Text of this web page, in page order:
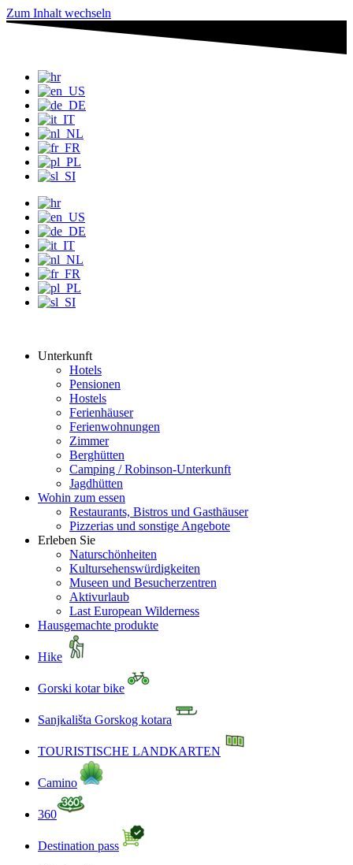
Zum Inhalt wechseln
Unterkunft
Hotels
Pensionen
Hostels
Ferienhäuser
Ferienwohnungen
Zimmer
Berghütten
Camping / Robinson-Unterkunft
Jagdhütten
Wohin zum essen
Restaurants, Bistros und Gasthäuser
Pizzerias und sonstige Angebote
Erleben Sie
Naturschönheiten
Kultursehenswürdigkeiten
Museen und Besucherzentren
Aktivurlaub
Last European Wilderness
Hausgemachte produkte
Hike
Gorski kotar bike
Sanjkališta Gorskog kotara
TOURISTISCHE LANDKARTEN
Camino
360
Destination pass